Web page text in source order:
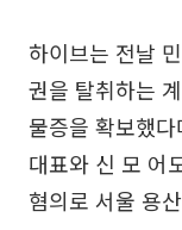
하이브는 전날
권을 탈취하는
물증을 확보했
대표와 신 모 어
혐의로 서울 용